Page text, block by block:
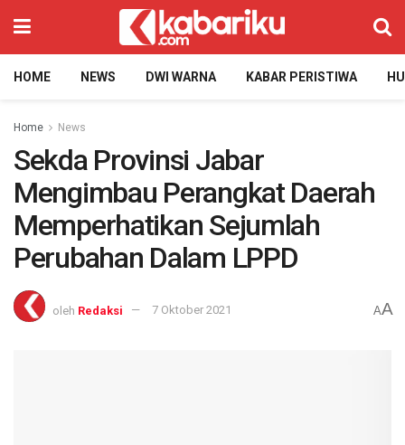
HOME NEWS DWI WARNA KABAR PERISTIWA
Home News
Sekda Provinsi Jabar
Mengimbau Perangkat Daerah
Memperhatikan Sejumlah
Perubahan Dalam LPPD
oleh Redaksi 7 Oktober 2021 AA